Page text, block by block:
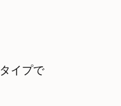
タイプで